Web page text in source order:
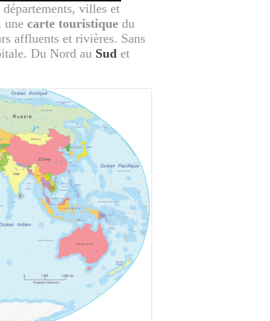
villes et
une carte touristique du
affluents et rivières. Sans
Du Nord au Sud et